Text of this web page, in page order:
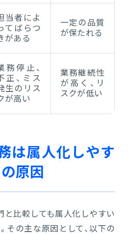
当者によ
てばらつ
がある
一定の品質
が保たれる
務停止、
正、ミス
生のリス
が高い
業務継続性
が高く、リ
スクが低い
は属人化しやす
原因
と比較しても属人化しやすい
その主な原因として、以下の